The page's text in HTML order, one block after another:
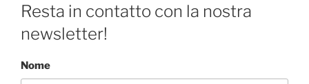
Resta in contatto con la nostra
newsletter!
Nome